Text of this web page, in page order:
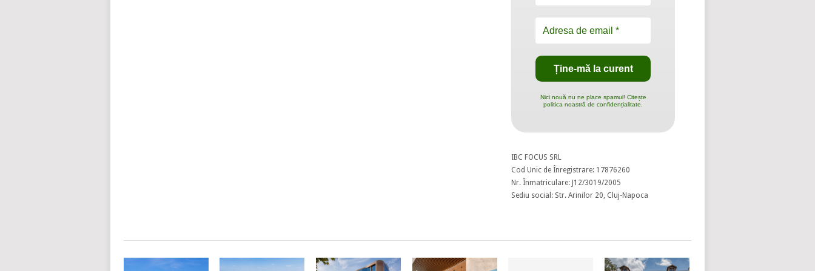
Nici nouă nu ne place spamul! Citește
politica noastră de confidențialitate.
IBC FOCUS SRL
Cod Unic de Înregistrare: 17876260
Nr. Înmatriculare: J12/3019/2005
Sediu social: Str. Arinilor 20, Cluj-Napoca